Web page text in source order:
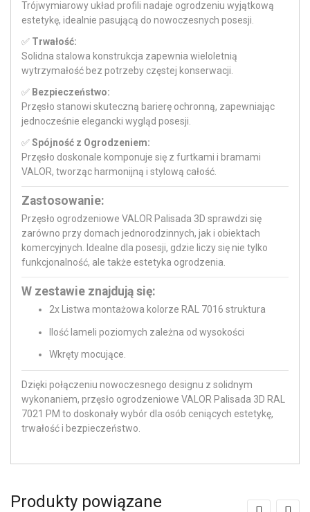
Trójwymiarowy układ profili nadaje ogrodzeniu wyjątkową
estetykę, idealnie pasującą do nowoczesnych posesji.
✅ Trwałość:
Solidna stalowa konstrukcja zapewnia wieloletnią
wytrzymałość bez potrzeby częstej konserwacji.
✅ Bezpieczeństwo:
Przęsło stanowi skuteczną barierę ochronną, zapewniając
jednocześnie elegancki wygląd posesji.
✅Spójność z Ogrodzeniem:
Przęsło doskonale komponuje się z furtkami i bramami
VALOR, tworząc harmonijną i stylową całość.
Zastosowanie:
Przęsło ogrodzeniowe VALOR Palisada 3D sprawdzi się
zarówno przy domach jednorodzinnych, jak i obiektach
komercyjnych. Idealne dla posesji, gdzie liczy się nie tylko
funkcjonalność, ale także estetyka ogrodzenia.
W zestawie znajdują się:
2x Listwa montażowa kolorze RAL 7016 struktura
Ilość lameli poziomych zależna od wysokości
Wkręty mocujące.
Dzięki połączeniu nowoczesnego designu z solidnym
wykonaniem, przęsło ogrodzeniowe VALOR Palisada 3D RAL
7021 PM to doskonały wybór dla osób ceniących estetykę,
trwałość i bezpieczeństwo.
Produkty powiązane